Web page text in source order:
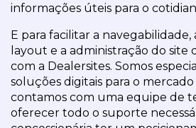
informações úteis para o
E para facilitar a navegabilidade,
layout e a administração do site
com a Dealersites. Somos
soluções digitais para o
contamos com uma equipe de
oferecer todo o suporte